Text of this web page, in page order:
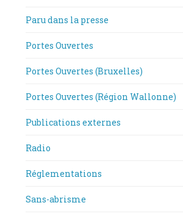
Paru dans la presse
Portes Ouvertes
Portes Ouvertes (Bruxelles)
Portes Ouvertes (Région Wallonne)
Publications externes
Radio
Réglementations
Sans-abrisme